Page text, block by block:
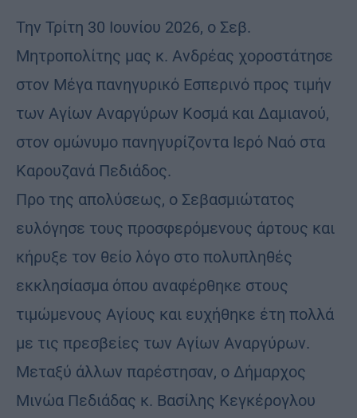
Την Τρίτη 30 Ιουνίου 2026, ο Σεβ.
Μητροπολίτης μας κ. Ανδρέας χοροστάτησε
στον Μέγα πανηγυρικό Εσπερινό προς τιμήν
των Αγίων Αναργύρων Κοσμά και Δαμιανού,
στον ομώνυμο πανηγυρίζοντα Ιερό Ναό στα
Καρουζανά Πεδιάδος.
Προ της απολύσεως, ο Σεβασμιώτατος
ευλόγησε τους προσφερόμενους άρτους και
κήρυξε τον θείο λόγο στο πολυπληθές
εκκλησίασμα όπου αναφέρθηκε στους
τιμώμενους Αγίους και ευχήθηκε έτη πολλά
με τις πρεσβείες των Αγίων Αναργύρων.
Μεταξύ άλλων παρέστησαν, ο Δήμαρχος
Μινώα Πεδιάδας κ. Βασίλης Κεγκέρογλου